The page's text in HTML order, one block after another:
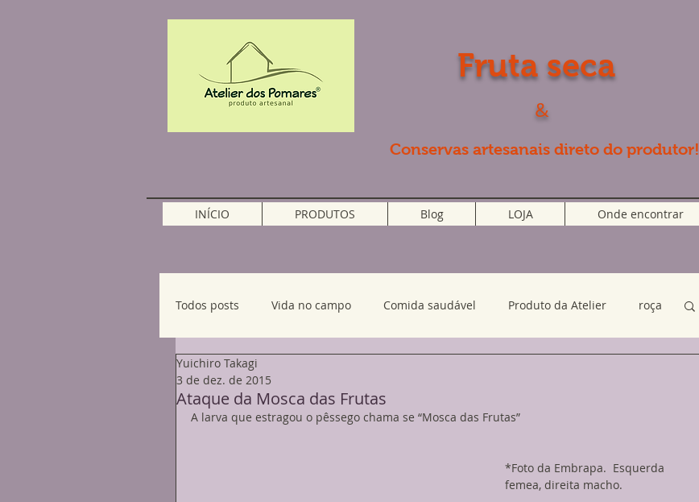
Fruta seca
&
Conservas artesanais direto do produtor!
INÍCIO PRODUTOS Blog LOJA Onde encontrar
Todos posts Vida no campo Comida saudável Produto da Atelier roça
Ataque da Mosca das Frutas
Yuichiro Takagi
3 de dez. de 2015
A larva que estragou o pêssego chama se “Mosca das Frutas”
*Foto da Embrapa.  Esquerda
femea, direita macho.